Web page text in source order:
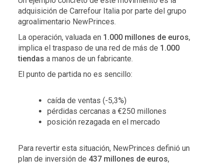
adquisición de Carrefour Italia por parte del grupo
agroalimentario NewPrinces.
La operación, valuada en 1.000 millones de euros,
implica el traspaso de una red de más de 1.000
tiendas a manos de un fabricante.
El punto de partida no es sencillo:
caída de ventas (-5,3%)
pérdidas cercanas a €250 millones
posición rezagada en el mercado
Para revertir esta situación, NewPrinces definió un
plan de inversión de 437 millones de euros,